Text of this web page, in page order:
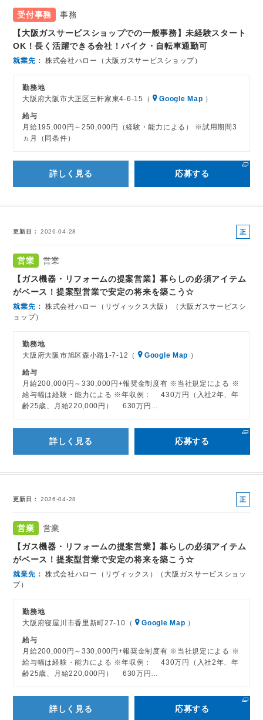
受付事務
事務
【大阪ガスサービスショップでの一般事務】未経験スタート
OK！長く活躍できる会社！バイク・自転車通勤可
就業先 株式会社ハロー（大阪ガスサービスショップ）
勤務地
大阪府大阪市大正区三軒家東4-6-15（
Google Map ）
給与
月給195,000円～250,000円（経験・能力による） ※試用期間3
ヵ月（同条件）
詳しく見る 応募する
更新日 2026-04-28
正
営業
営業
【ガス機器・リフォームの提案営業】暮らしの必須アイテム
がベース！提案型営業で安定の将来を築こう☆
就業先
株式会社ハロー（リヴィックス大阪）（大阪ガスサービスシ
ョップ）
勤務地
大阪府大阪市旭区森小路1-7-12（
Google Map ）
給与
月給200,000円～330,000円+報奨金制度有 ※当社規定による ※
給与幅は経験・能力による ※年収例： 430万円（入社2年、年
齢25歳、月給220,000円） 630万円…
詳しく見る 応募する
更新日 2026-04-28
正
営業
営業
【ガス機器・リフォームの提案営業】暮らしの必須アイテム
がベース！提案型営業で安定の将来を築こう☆
就業先
株式会社ハロー（リヴィックス）（大阪ガスサービスショッ
プ）
勤務地
大阪府寝屋川市香里新町27-10（
Google Map ）
給与
月給200,000円～330,000円+報奨金制度有 ※当社規定による ※
給与幅は経験・能力による ※年収例： 430万円（入社2年、年
齢25歳、月給220,000円） 630万円…
詳しく見る 応募する